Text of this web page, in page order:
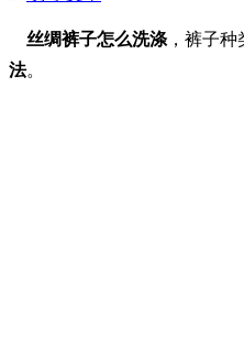
丝绸裤子怎么洗涤 ，裤子
法。